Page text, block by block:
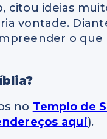
citou ideias
vontade.
o que
no Templo de
aqui).